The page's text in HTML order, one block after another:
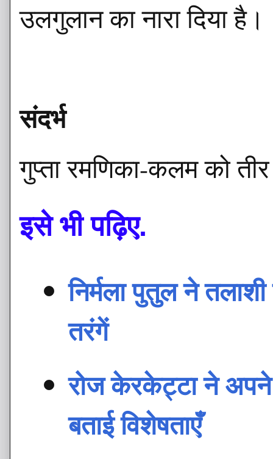
उलगुलान का नारा दिया है।
संदर्भ
गुप्ता रमणिका-कलम को तीर
इसे भी पढ़िए.
निर्मला पुतुल ने
तरंगें
रोज केरकेट्टा ने अपने
बताई विशेषताएँ